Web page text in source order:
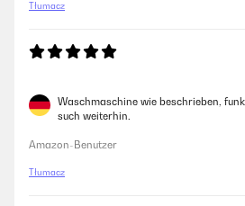
Tłumacz
Waschmaschine wie beschrieben,
such weiterhin.
Amazon-Benutzer
Tłumacz